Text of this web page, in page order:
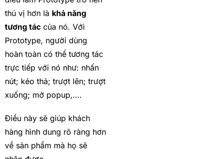
thú vị hơn là khả năng
tương tác của nó. Với
Prototype, người dùng
hoàn toàn có thể tương tác
trực tiếp với nó như: nhấn
nút; kéo thả; trượt lên; trượt
xuống; mở popup,….
Điều này sẽ giúp khách
hàng hình dung rõ ràng hơn
về sản phẩm mà họ sẽ